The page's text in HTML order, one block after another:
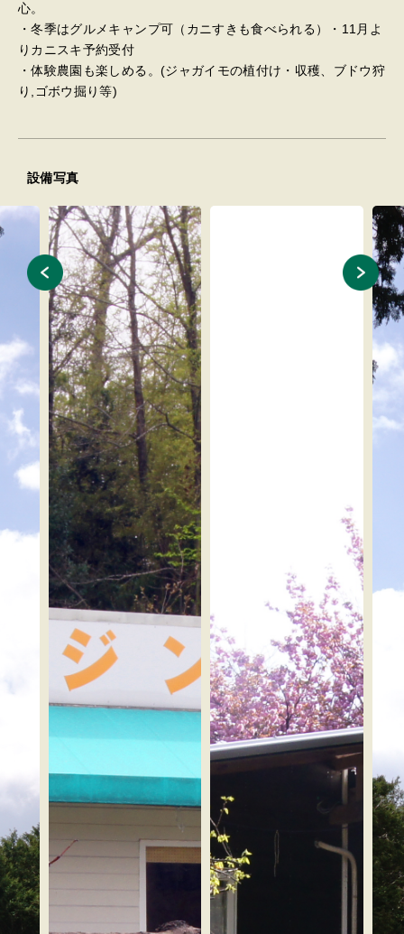
心。
・冬季はグルメキャンプ可（カニすきも食べられる）・11月よ
りカニスキ予約受付
・体験農園も楽しめる。(ジャガイモの植付け・収穫、ブドウ狩
り,ゴボウ掘り等)
設備写真